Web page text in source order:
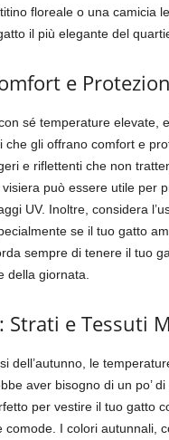
floreale o una camicia
il più elegante del
e
sé temperature elevate,
che gli offrano comfort e
e riflettenti che non
può essere utile per
UV. Inoltre, considera
se il tuo gatto
sempre di tenere il tuo
della giornata.
Strati e Tessuti
dell’autunno, le
aver bisogno di un po’
per vestire il tuo gatto
comode. I colori autunnali,